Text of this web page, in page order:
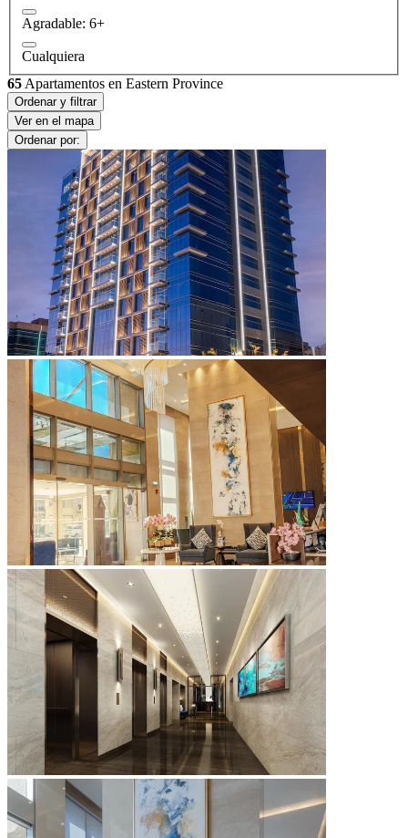
Agradable: 6+
Cualquiera
65 Apartamentos en Eastern Province
Ordenar y filtrar
Ver en el mapa
Ordenar por: